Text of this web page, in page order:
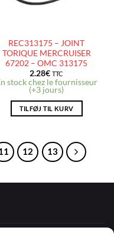
REC313175 – JOINT
TORIQUE MERCRUISER
67202 – OMC 313175
2.28€ TTC
stock chez le fournisseur
(+3 jours)
TILFØJ TIL KURV
12 13